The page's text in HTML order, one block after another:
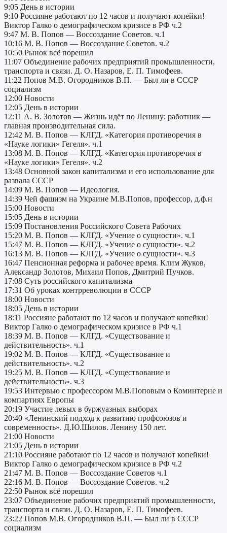
9:05 День в истории
9:10 Россияне работают по 12 часов и получают копейки!
Виктор Галко о демографическом кризисе в РФ ч.2
9:47 М. В. Попов — Воссоздание Советов. ч.1
10:16 М. В. Попов — Воссоздание Советов. ч.2
10:50 Рынок всё порешил
11:07 Объединение рабочих предприятий промышленности,
транспорта и связи. Д. О. Назаров, Е. П. Тимофеев.
11:22 Попов М.В. Огородников В.П. — Был ли в СССР
социализм
12:00 Новости
12:05 День в истории
12:11 А. В. Золотов — Жизнь идёт по Ленину: работник —
главная производительная сила.
12:42 М. В. Попов — КЛГД. «Категория противоречия в
«Науке логики» Гегеля». ч.1
13:08 М. В. Попов — КЛГД. «Категория противоречия в
«Науке логики» Гегеля». ч.2
13:48 Основной закон капитализма и его использование для
развала СССР
14:09 М. В. Попов — Идеология.
14:39 Чей фашизм на Украине М.В.Попов, профессор, д.ф.н
15:00 Новости
15:05 День в истории
15:09 Постановления Российского Совета Рабочих
15:20 М. В. Попов — КЛГД. «Учение о сущности». ч.1
15:47 М. В. Попов — КЛГД. «Учение о сущности». ч.2
16:13 М. В. Попов — КЛГД. «Учение о сущности». ч.3
16:47 Пенсионная реформа и рабочее время. Клим Жуков,
Александр Золотов, Михаил Попов, Дмитрий Пучков.
17:08 Суть российского капитализма
17:31 Об уроках контрреволюции в СССР
18:00 Новости
18:05 День в истории
18:11 Россияне работают по 12 часов и получают копейки!
Виктор Галко о демографическом кризисе в РФ ч.1
18:39 М. В. Попов — КЛГД. «Существование и
действительность». ч.1
19:02 М. В. Попов — КЛГД. «Существование и
действительность». ч.2
19:25 М. В. Попов — КЛГД. «Существование и
действительность». ч.3
19:53 Интервью c профессором М.В.Поповым о Коминтерне и
компартиях Европы
20:19 Участие левых в буржуазных выборах
20:40 «Ленинский подход к развитию профсоюзов и
современность». Д.Ю.Шилов. Ленину 150 лет.
21:00 Новости
21:05 День в истории
21:10 Россияне работают по 12 часов и получают копейки!
Виктор Галко о демографическом кризисе в РФ ч.2
21:47 М. В. Попов — Воссоздание Советов ч.1
22:16 М. В. Попов — Воссоздание Советов. ч.2
22:50 Рынок всё порешил
23:07 Объединение рабочих предприятий промышленности,
транспорта и связи. Д. О. Назаров, Е. П. Тимофеев.
23:22 Попов М.В. Огородников В.П. — Был ли в СССР
социализм